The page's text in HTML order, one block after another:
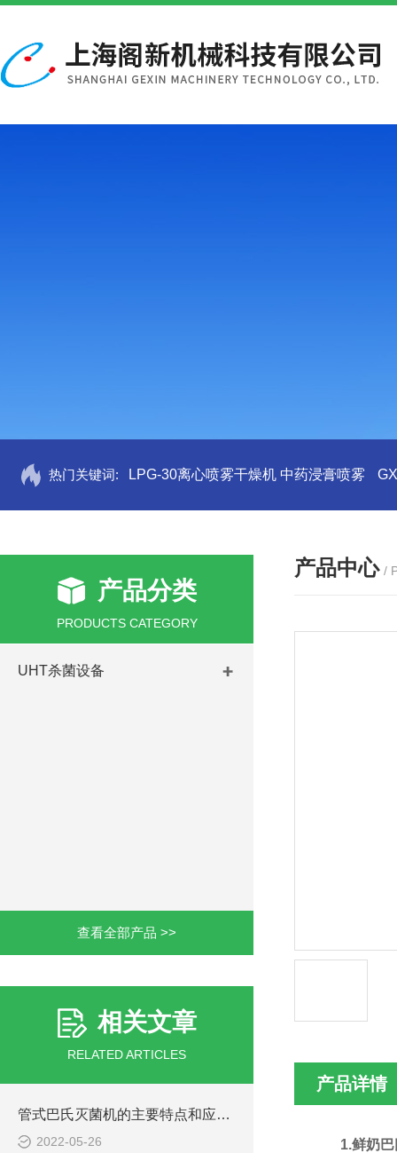
热门关键词: LPG-30离心喷雾干燥机 中药浸膏喷雾
产品分类
PRODUCTS CATEGORY
UHT杀菌设备
查看全部产品 >>
相关文章
RELATED ARTICLES
管式巴氏灭菌机的主要特点和应用领域
2022-05-26
产品中心 /
产品详情
1.鲜奶